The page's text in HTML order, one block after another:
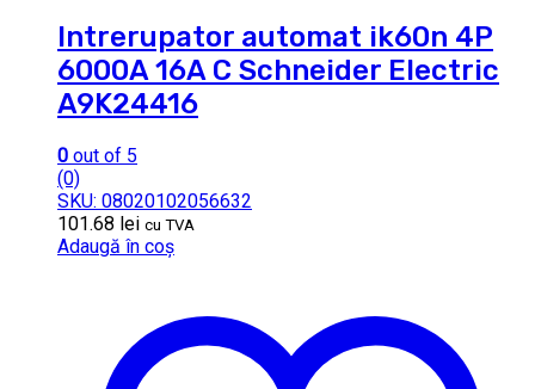
Intrerupator automat ik60n 4P
6000A 16A C Schneider Electric
A9K24416
0 out of 5
(0)
SKU: 08020102056632
101.68 lei cu TVA
Adaugă în coș